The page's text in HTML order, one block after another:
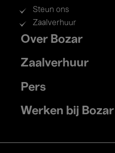
Steun ons
Zaalverhuur
Footer
menu
Over Bozar
Zaalverhuur
Pers
Werken bij Bozar